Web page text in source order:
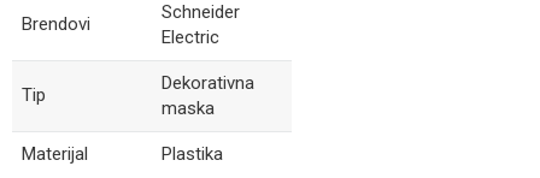
Brendovi
Schneider
Electric
Tip
Dekorativna
maska
Materijal Plastika